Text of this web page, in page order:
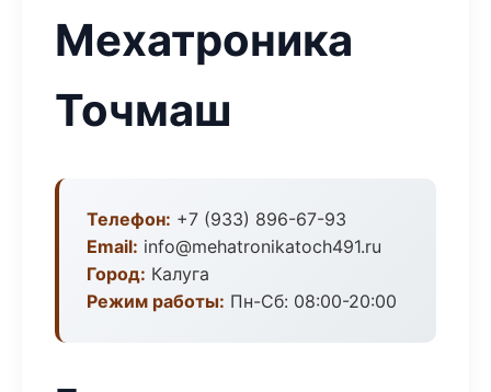
Мехатроника
Точмаш
Телефон: +7 (933) 896-67-93
Email: info@mehatronikatoch491.ru
Город: Калуга
Режим работы: Пн-Сб: 08:00-20:00